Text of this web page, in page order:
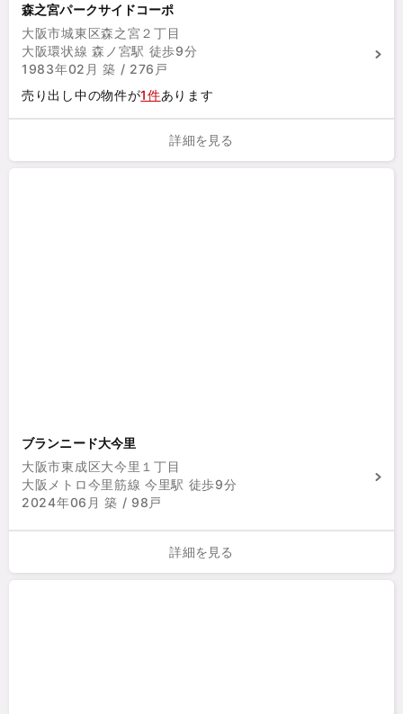
森之宮パークサイドコーポ
大阪市城東区森之宮２丁目
大阪環状線 森ノ宮駅 徒歩9分
1983年02月 築 / 276戸
売り出し中の物件が1件あります
詳細を見る
ブランニード大今里
大阪市東成区大今里１丁目
大阪メトロ今里筋線 今里駅 徒歩9分
2024年06月 築 / 98戸
詳細を見る